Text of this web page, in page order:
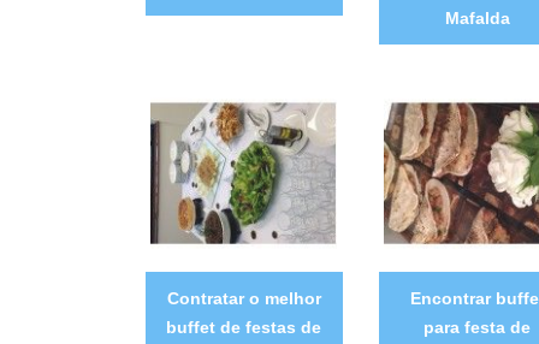
Mafalda
Contratar o melhor
buffet de festas de
Encontrar
para festa de